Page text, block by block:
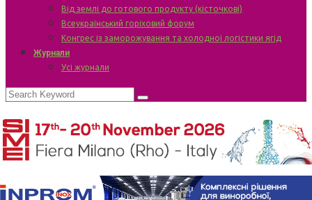
Від землі до готового продукту (кісточкові)
Всеукраїнський горіховий форум
Конгрес із заморожування та холодної логістики ягід
Журнали
Усі журнали